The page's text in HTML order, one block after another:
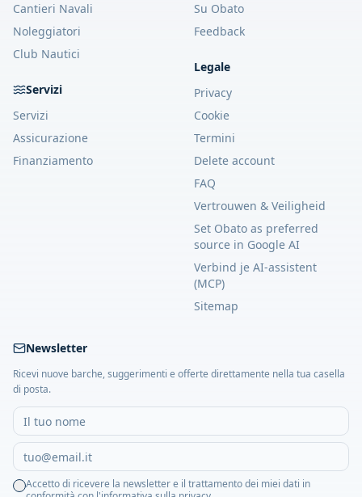
Cantieri Navali
Noleggiatori
Club Nautici
Servizi
Servizi
Assicurazione
Finanziamento
Su Obato
Feedback
Legale
Privacy
Cookie
Termini
Delete account
FAQ
Vertrouwen & Veiligheid
Set Obato as preferred
source in Google AI
Verbind je AI-assistent
(MCP)
Sitemap
Newsletter
Ricevi nuove barche, suggerimenti e offerte direttamente nella tua casella
di posta.
Accetto di ricevere la newsletter e il trattamento dei miei dati in